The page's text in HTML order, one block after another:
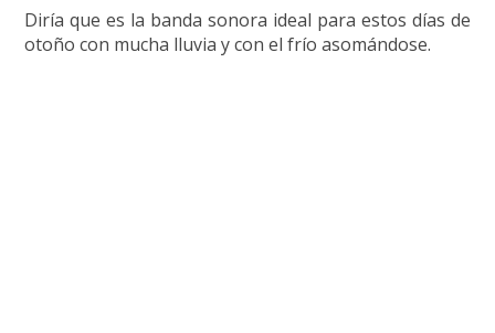
Diría que es la banda sonora ideal para estos días de
otoño con mucha lluvia y con el frío asomándose.